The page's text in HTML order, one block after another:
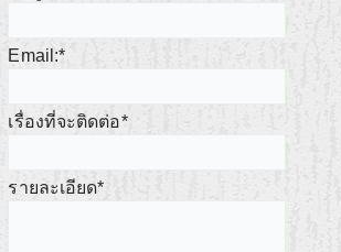
Email:*
เรื่องที่จะติดต่อ*
รายละเอียด*